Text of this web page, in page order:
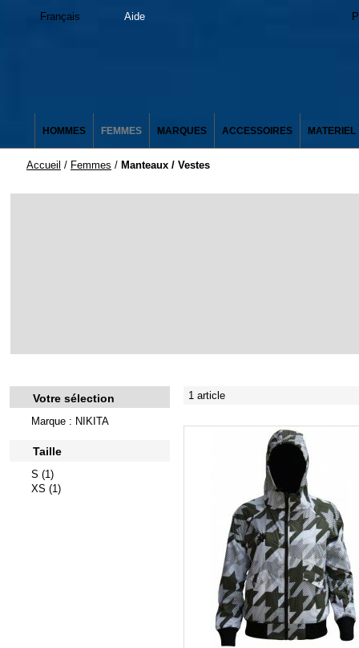
Français Aide
HOMMES FEMMES MARQUES ACCESSOIRES MATERIEL
Accueil / Femmes / Manteaux / Vestes
Votre sélection
Marque : NIKITA
Taille
S (1)
XS (1)
1 article